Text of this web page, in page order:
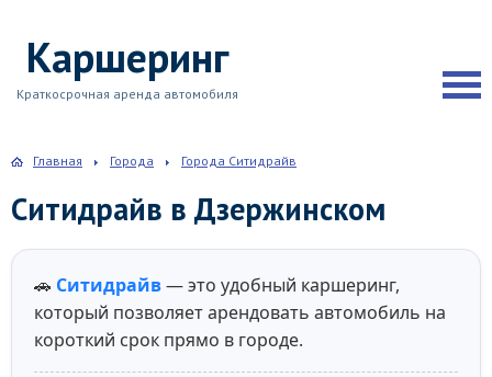
Каршеринг
Краткосрочная аренда автомобиля
Главная Города Города Ситидрайв
Ситидрайв в Дзержинском
🚗 Ситидрайв— это удобный каршеринг,
который позволяет арендовать автомобиль на
короткий срок прямо в городе.